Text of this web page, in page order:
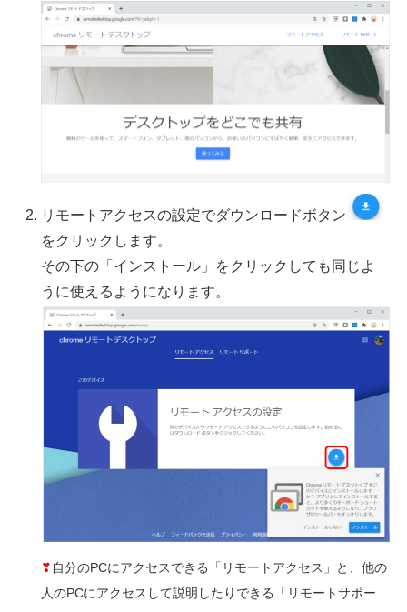
リモートアクセスの設定でダウンロードボタン
をクリックします。
その下の「インストール」をクリックしても同じよ
うに使えるようになります。
❣ 自分のPCにアクセスできる「リモートアクセス」と、他の
人のPCにアクセスして説明したりできる「リモートサポー